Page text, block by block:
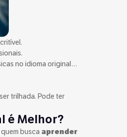
no idioma original…
trilhada. Pode ter
é Melhor?
busca aprender